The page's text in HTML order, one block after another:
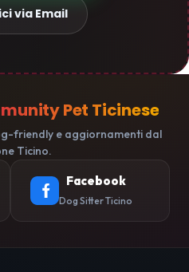
via Email
Pet Ticinese
friendly e aggiornamenti dal
Ticino.
Facebook
Dog Sitter Ticino